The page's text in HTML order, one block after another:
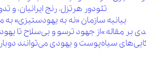
تئودور هرتزل، رنج ایرانیان، و
بیانیه سازمان «نه به یهودستیزی»